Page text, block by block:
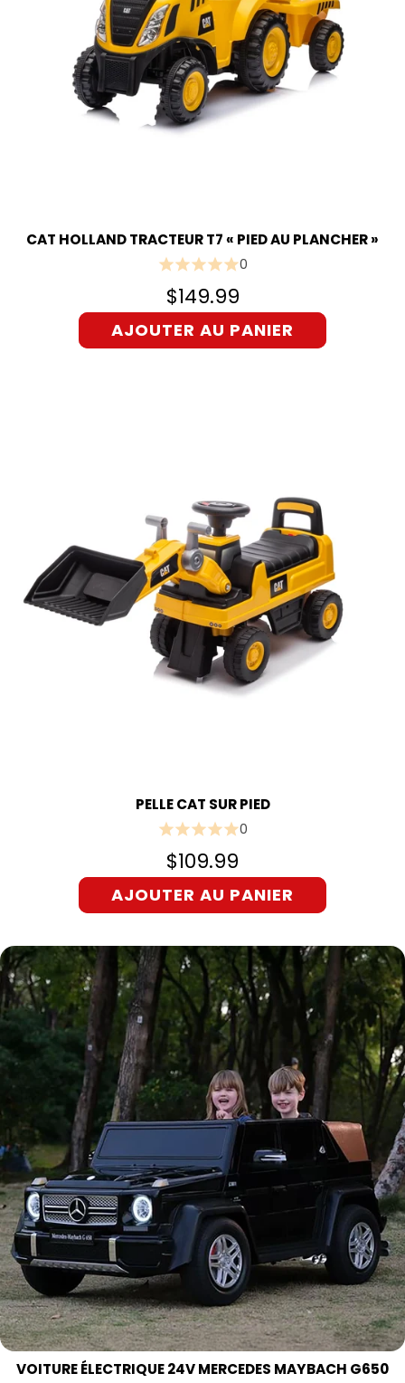
CAT HOLLAND TRACTEUR T7 « PIED AU PLANCHER »
0
$149.99
AJOUTER AU PANIER
PELLE CAT SUR PIED
0
$109.99
AJOUTER AU PANIER
VOITURE ÉLECTRIQUE 24V MERCEDES MAYBACH G650